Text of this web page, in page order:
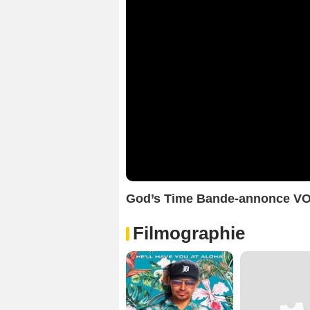
God’s Time Bande-annonce
Filmographie